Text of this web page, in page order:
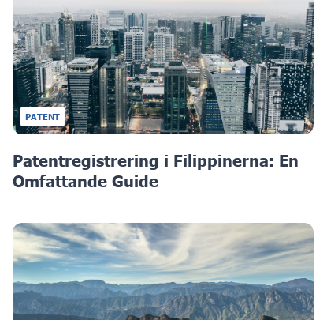
PATENT
Patentregistrering i Filippinerna: En
Omfattande Guide